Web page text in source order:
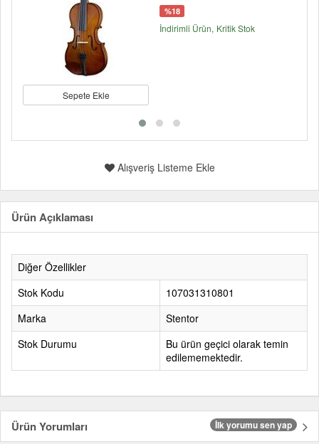
Sepete Ekle
%18
İndirimli Ürün Kritik Stok
Alışveriş Listeme Ekle
Ürün Açıklaması
Diğer Özellikler
Stok Kodu
107031310801
Marka
Stentor
Stok Durumu
Bu ürün geçici olarak temin
edilememektedir.
Ürün Yorumları İlk yorumu sen yap